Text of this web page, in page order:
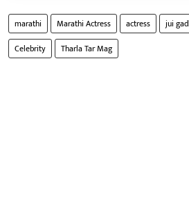
marathi Marathi Actress actress jui
Celebrity
Tharla Tar Mag